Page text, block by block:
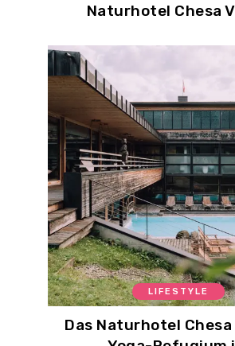
Naturhotel Chesa
LIFESTYLE
Das Naturhotel Chesa